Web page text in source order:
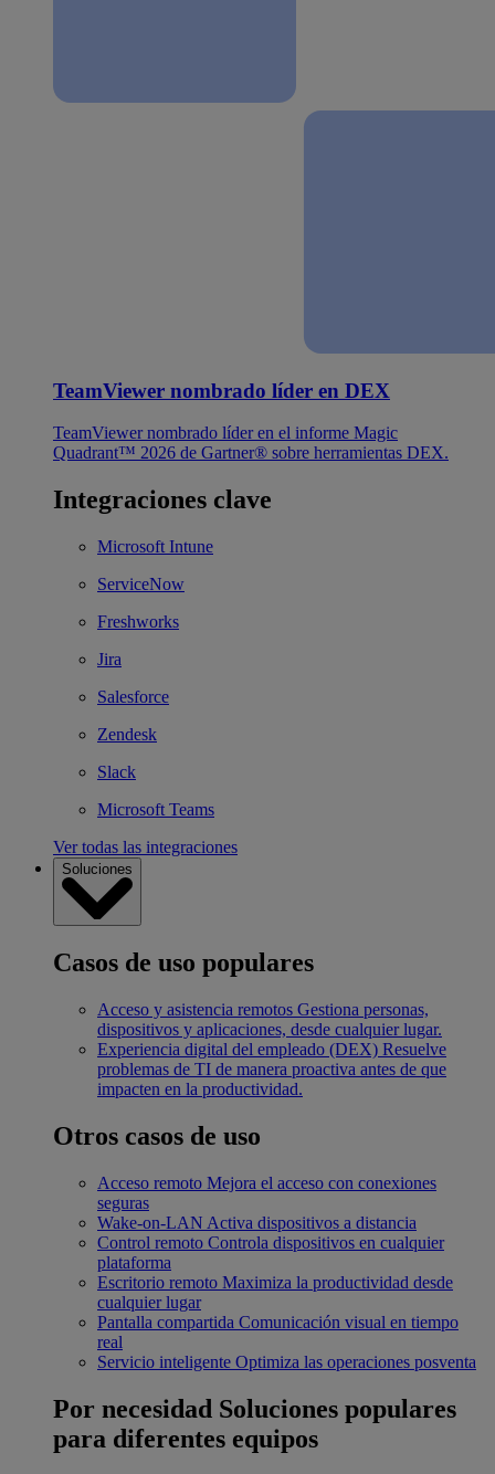
TeamViewer nombrado líder en DEX
TeamViewer nombrado líder en el informe Magic
Quadrant™ 2026 de Gartner® sobre herramientas DEX.
Integraciones clave
Microsoft Intune
ServiceNow
Freshworks
Jira
Salesforce
Zendesk
Slack
Microsoft Teams
Ver todas las integraciones
Soluciones
Casos de uso populares
Acceso y asistencia remotos Gestiona personas,
dispositivos y aplicaciones, desde cualquier lugar.
Experiencia digital del empleado (DEX) Resuelve
problemas de TI de manera proactiva antes de que
impacten en la productividad.
Otros casos de uso
Acceso remoto Mejora el acceso con conexiones
seguras
Wake-on-LAN Activa dispositivos a distancia
Control remoto Controla dispositivos en cualquier
plataforma
Escritorio remoto Maximiza la productividad desde
cualquier lugar
Pantalla compartida Comunicación visual en tiempo
real
Servicio inteligente Optimiza las operaciones posventa
Por necesidad Soluciones populares
para diferentes equipos